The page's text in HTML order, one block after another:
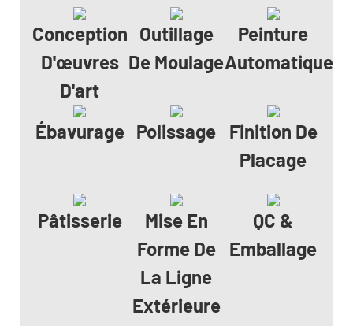
Conception
D'œuvres
D'art
Outillage
De Moulage
Peinture
Automatique
Ébavurage Polissage
Finition De
Placage
Pâtisserie
Mise En
Forme De
La Ligne
Extérieure
QC &
Emballage